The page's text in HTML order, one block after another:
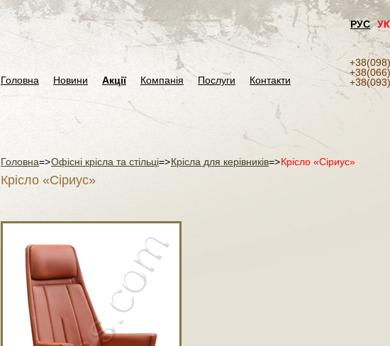
РУС
Головна Новини Акції Компанія Послуги Контакти
+38(098)
+38(066)
+38(093)
Головна=>Офісні крісла та стільці=>Крісла для керівників=>Крісло «Сіриус»
Крісло «Сіриус»